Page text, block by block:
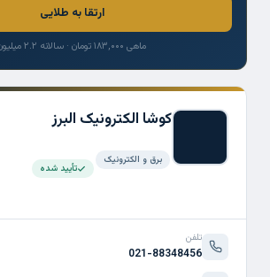
کوشا الکترونیک البرز
برق و الکترونیک
تأیید شده
تلفن
021-88348456
ارتقا به طلایی
ماهی ۱۸۳,۰۰۰ تومان · سالانه ۲.۲ میلیون